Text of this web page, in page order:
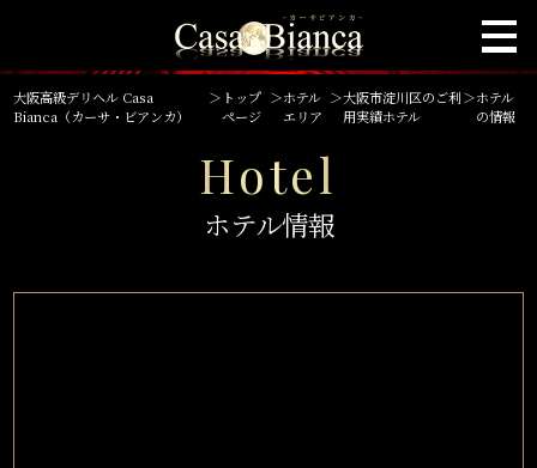
大阪高級デリヘル Casa
Bianca（カーサ・ビアンカ）
＞ トップ
ページ
＞ホテル
エリア
＞大阪市淀川区のご利
用実績ホテル
＞ホテル
の情報
Hotel
ホテル情報